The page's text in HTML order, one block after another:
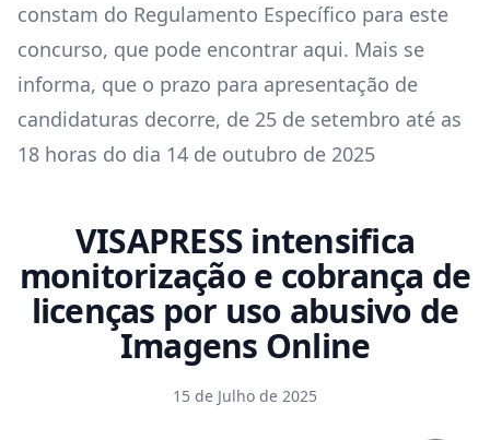
constam do Regulamento Específico para este
concurso, que pode encontrar aqui. Mais se
informa, que o prazo para apresentação de
candidaturas decorre, de 25 de setembro até as
18 horas do dia 14 de outubro de 2025
VISAPRESS intensifica
monitorização e cobrança de
licenças por uso abusivo de
Imagens Online
15 de Julho de 2025